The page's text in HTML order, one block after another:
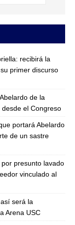
recibirá la
primer discurso
de la
desde el Congreso
portará Abelardo
de un sastre
presunto lavado
vinculado al
será la
Arena USC